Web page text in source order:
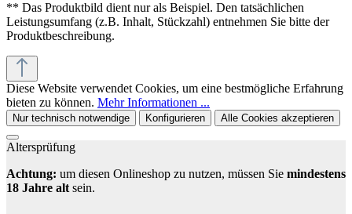
** Das Produktbild dient nur als Beispiel. Den tatsächlichen
Leistungsumfang (z.B. Inhalt, Stückzahl) entnehmen Sie bitte der
Produktbeschreibung.
Diese Website verwendet Cookies, um eine bestmögliche Erfahrung
bieten zu können. Mehr Informationen ...
Nur technisch notwendige Konfigurieren Alle Cookies akzeptieren
Altersprüfung
Achtung: um diesen Onlineshop zu nutzen, müssen Sie mindestens
18 Jahre altsein.